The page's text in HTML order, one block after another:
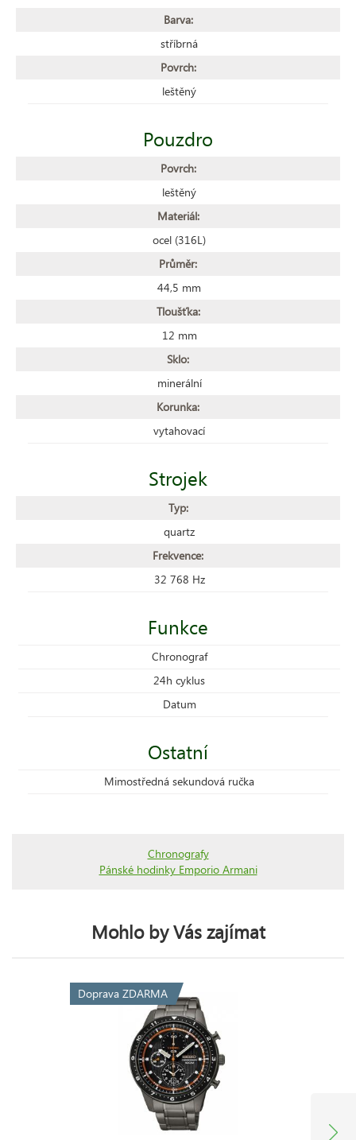
Barva:
stříbrná
Povrch:
leštěný
Pouzdro
Povrch:
leštěný
Materiál:
ocel (316L)
Průměr:
44,5 mm
Tloušťka:
12 mm
Sklo:
minerální
Korunka:
vytahovací
Strojek
Typ:
quartz
Frekvence:
32 768 Hz
Funkce
Chronograf
24h cyklus
Datum
Ostatní
Mimostředná sekundová ručka
Chronografy
Pánské hodinky Emporio Armani
Mohlo by Vás zajímat
Doprava ZDARMA